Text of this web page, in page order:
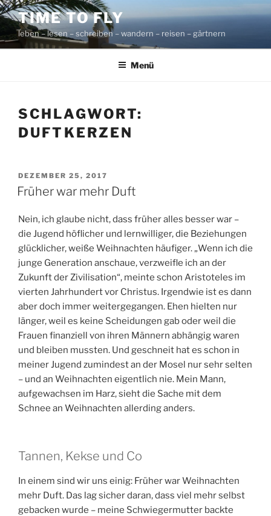
Zum
Inhalt
springen
TIME TO FLY
leben – lesen – schreiben – wandern – reisen – gärtnern
Menü
SCHLAGWORT:
DUFTKERZEN
VERÖFFENTLICHT
AM
DEZEMBER 25, 2017
Früher war mehr Duft
Nein, ich glaube nicht, dass früher alles besser war –
die Jugend höflicher und lernwilliger, die Beziehungen
glücklicher, weiße Weihnachten häufiger. „Wenn ich die
junge Generation anschaue, verzweifle ich an der
Zukunft der Zivilisation“, meinte schon Aristoteles im
vierten Jahrhundert vor Christus. Irgendwie ist es dann
aber doch immer weitergegangen. Ehen hielten nur
länger, weil es keine Scheidungen gab oder weil die
Frauen finanziell von ihren Männern abhängig waren
und bleiben mussten. Und geschneit hat es schon in
meiner Jugend zumindest an der Mosel nur sehr selten
– und an Weihnachten eigentlich nie. Mein Mann,
aufgewachsen im Harz, sieht die Sache mit dem
Schnee an Weihnachten allerding anders.
Tannen, Kekse und Co
In einem sind wir uns einig: Früher war Weihnachten
mehr Duft. Das lag sicher daran, dass viel mehr selbst
gebacken wurde – meine Schwiegermutter backte